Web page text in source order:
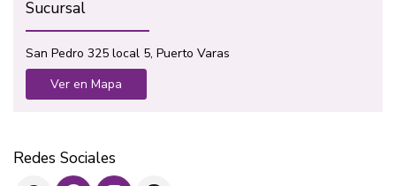
Sucursal
San Pedro 325 local 5, Puerto Varas
Ver en Mapa
Redes Sociales